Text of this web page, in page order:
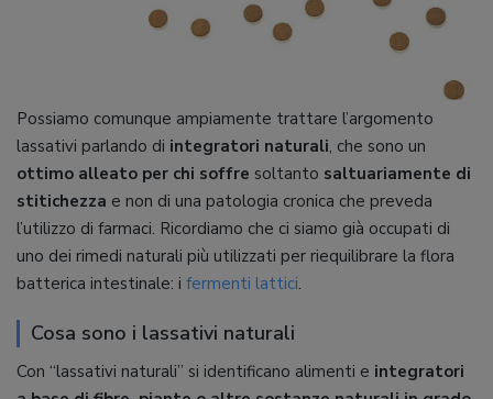
Possiamo comunque ampiamente trattare l’argomento
lassativi parlando di integratori naturali, che sono un
ottimo alleato per chi soffre soltanto saltuariamente di
stitichezza e non di una patologia cronica che preveda
l’utilizzo di farmaci. Ricordiamo che ci siamo già occupati di
uno dei rimedi naturali più utilizzati per riequilibrare la flora
batterica intestinale: i fermenti lattici.
Cosa sono i lassativi naturali
Con “lassativi naturali” si identificano alimenti e integratori